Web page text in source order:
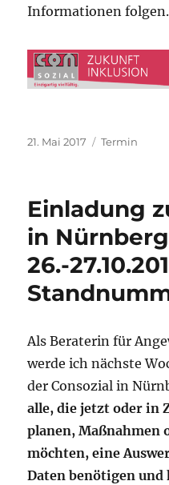
Informationen folgen.
Veröffentlicht
21. Mai 2017 Kategorien
Termin
Einladung
in
26.-
Als Beraterin für
werde ich nächste
der Consozial in
alle, die jetzt oder in
planen, Maßnahmen
möchten, eine
Daten benötigen